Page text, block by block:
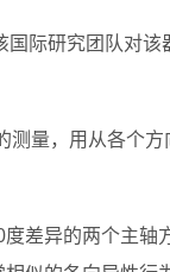
国际研究团队对该
测量，用从各个方
差异的两个主轴